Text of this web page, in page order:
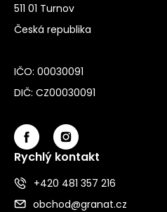
511 01 Turnov
Česká republika
IČO: 00030091
DIČ: CZ00030091
Rychlý kontakt
+420 481 357 216
obchod@granat.cz